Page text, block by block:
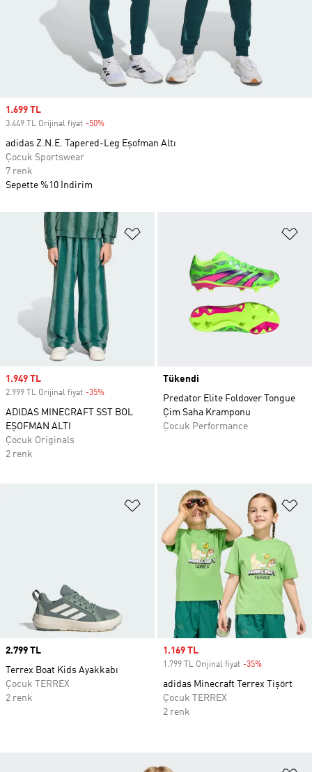
Sale price
1.949 TL
2.999 TL Orijinal fiyat -35%
ADIDAS MINECRAFT SST BOL
EŞOFMAN ALTI
Çocuk Originals
2 renk
Tükendi
Predator Elite Foldover Tongue
Çim Saha Kramponu
Çocuk Performance
Favori Listesine Ekle
Price
2.799 TL
Terrex Boat Kids Ayakkabı
Çocuk TERREX
2 renk
Sale price
1.169 TL
1.799 TL Orijinal fiyat -35%
adidas Minecraft Terrex Tişört
Çocuk TERREX
2 renk
Sale price
1.699 TL
3.449 TL Orijinal fiyat -50%
adidas Z.N.E. Tapered-Leg Eşofman Altı
Çocuk Sportswear
7 renk
Sepette %10 İndirim